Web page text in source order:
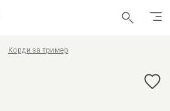
Корди за тример